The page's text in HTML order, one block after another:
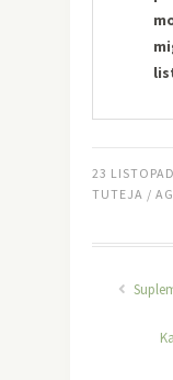
23
TUTEJA /